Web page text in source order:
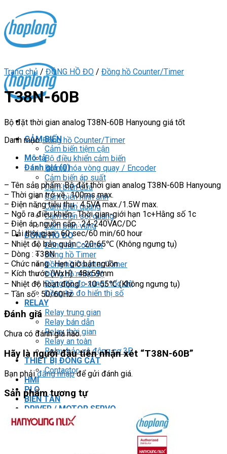
content
CẢM BIẾN
Cảm biến tiệm cận
Bộ điều khiển cảm biến
Bộ mã hóa vòng quay / Encoder
Cảm biến áp suất
Cảm biến cửa
Cảm biến hình ảnh
Cảm biến quang
Cảm biến sợi quang
Cảm biến vùng
ĐỒNG HỒ ĐO
Đồng hồ Counter
Đồng hồ Timer
Đồng hồ Counter/Timer
Đồng hồ nhiệt độ
Đồng hồ đo xung/ tốc độ
Đồng hồ đo hiển thị số
RELAY
Relay trung gian
Relay bán dẫn
Relay thời gian
Relay an toàn
Relay bảo vệ động cơ 3P
THIẾT BỊ ĐÓNG CẮT
Contactor
HMI
PLC
BIẾN TẦN
DRIVER / MOTOR SERVO
LOGIC RELAY
Zelio
Trang chủ / ĐỒNG HỒ ĐO / Đồng hồ Counter/Timer
T38N-60B
Bộ đặt thời gian analog T38N-60B Hanyoung giá tốt
Danh mục:Đồng hồ Counter/Timer
Mô tả
Đánh giá (0)
– Tên sản phẩm: Bộ đặt thời gian analog T38N-60B Hanyoung
– Thời gian trở về : 100ms max.
– Điện năng tiêu thụ : 4.5VA max./1.5W max.
– Ngõ ra điều khiển : Thời gian-giới hạn 1c+Hằng số 1c
– Điện áp nguồn cấp : 24-240VAC/DC
– Dải thời gian : 60 sec/60 min/60 hour
– Nhiệt độ bảo quản : -20-65℃ (Không ngưng tụ)
– Dòng : T38N
– Chức năng : Hẹn giờ bật nguồn
– Kích thước (WxH) : 48x59mm
– Nhiệt độ hoạt động : -10-55℃ (Không ngưng tụ)
– Tần số : 50/60Hz
Đánh giá
Chưa có đánh giá nào.
Hãy là người đầu tiên nhận xét “T38N-60B”
Bạn phảiđăng nhậpđể gửi đánh giá.
Sản phẩm tương tự